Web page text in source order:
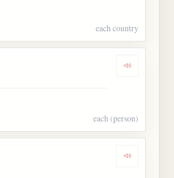
each country
Dengarkan
each (person)
Dengarkan